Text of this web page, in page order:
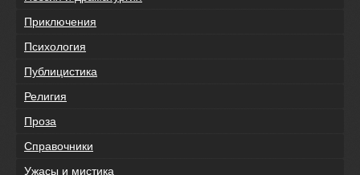
Приключения
Психология
Публицистика
Религия
Проза
Справочники
Ужасы и мистика